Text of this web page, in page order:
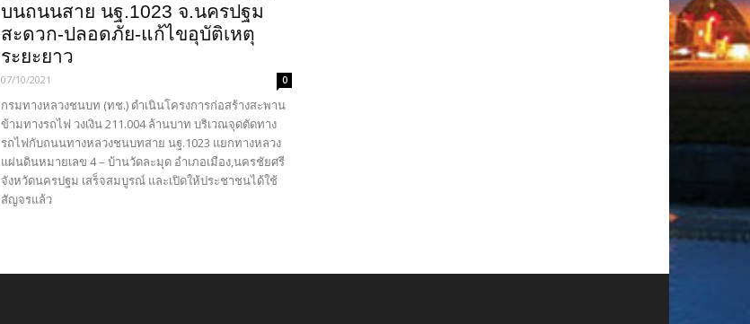
บนถนนสาย นฐ.1023 จ.นครปฐม
สะดวก-ปลอดภัย-แก้ไขอุบัติเหตุ
ระยะยาว
07/10/2021 0
กรมทางหลวงชนบท (ทช.) ดำเนินโครงการก่อสร้างสะพาน
ข้ามทางรถไฟ วงเงิน 211.004 ล้านบาท บริเวณจุดตัดทาง
รถไฟกับถนนทางหลวงชนบทสาย นฐ.1023 แยกทางหลวง
แผ่นดินหมายเลข 4 – บ้านวัดละมุด อำเภอเมือง,นครชัยศรี
จังหวัดนครปฐม เสร็จสมบูรณ์ และเปิดให้ประชาชนได้ใช้
สัญจรแล้ว